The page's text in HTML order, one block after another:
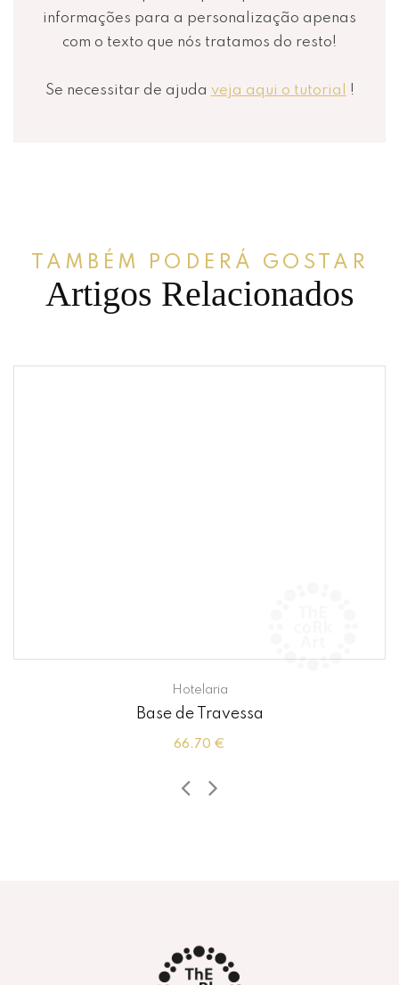
informações para a personalização apenas
com o texto que nós tratamos do resto!
Se necessitar de ajuda veja aqui o tutorial !
TAMBÉM PODERÁ GOSTAR
Artigos Relacionados
Hotelaria
Base de Travessa
66.70 €